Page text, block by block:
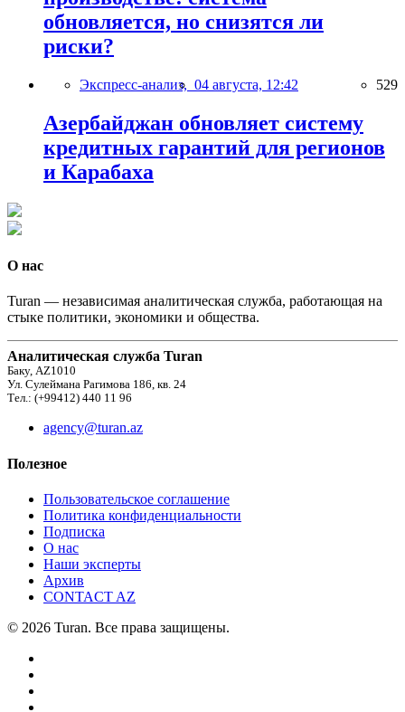
обновляется, но снизятся ли
риски?
Экспресс-анализ, 04 августа, 12:42 529
Азербайджан обновляет систему
кредитных гарантий для регионов
и Карабаха
О нас
Turan — независимая аналитическая служба, работающая на
стыке политики, экономики и общества.
Аналитическая служба Turan
Баку, AZ1010
Ул. Сулеймана Рагимова 186, кв. 24
Тел.: (+99412) 440 11 96
agency@turan.az
Полезное
Пользовательское соглашение
Политика конфиденциальности
Подписка
О нас
Наши эксперты
Архив
CONTACT AZ
© 2026 Turan. Все права защищены.